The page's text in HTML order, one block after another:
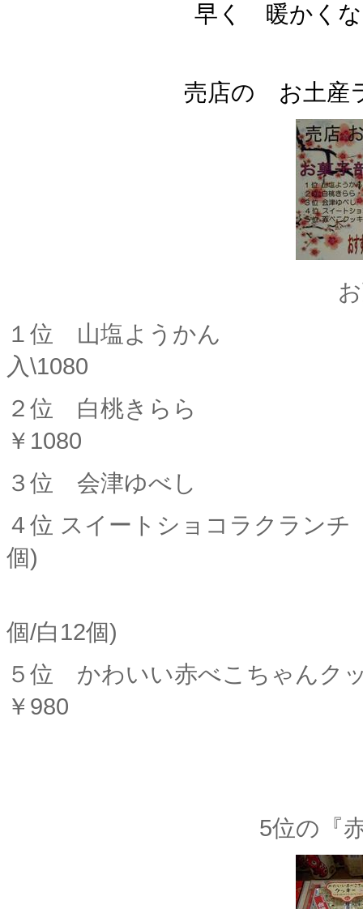
早く 暖かくな
売店の お土産
１位 山塩よう
入\1080
２位 白桃きらら
￥1080
３位 会津ゆべし 10
４位 スイートショコラクランチ
個)
個/白12個)
５位 かわいい赤べこちゃ
￥980
5位の『